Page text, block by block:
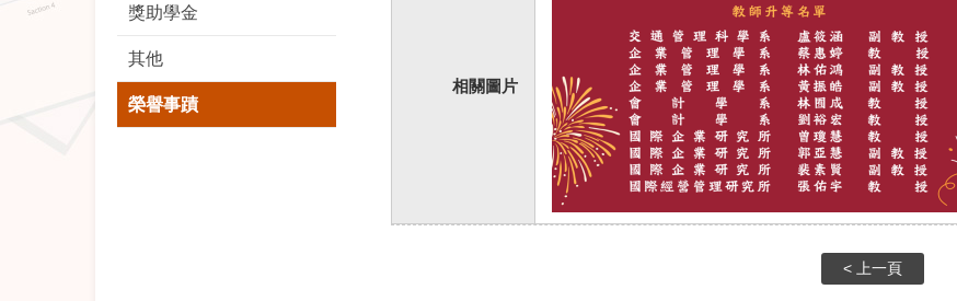
獎助學金
其他
榮譽事蹟
相關圖片
< 上一頁